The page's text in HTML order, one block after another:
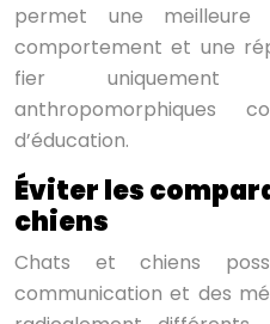
permet une meilleure
comportement et une
fier uniquement
d’éducation.
Éviter les
chiens
Chats et chiens
communication et des